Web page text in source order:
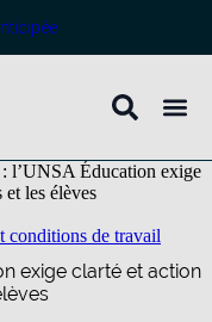
l’UNSA Éducation exige
les élèves
de travail
exige clarté et action